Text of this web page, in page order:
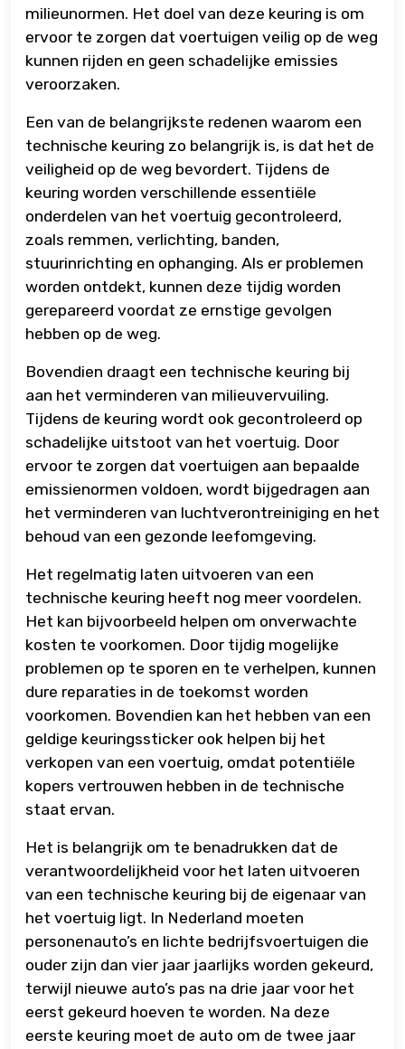
milieunormen. Het doel van deze keuring is om
ervoor te zorgen dat voertuigen veilig op de weg
kunnen rijden en geen schadelijke emissies
veroorzaken.
Een van de belangrijkste redenen waarom een
technische keuring zo belangrijk is, is dat het de
veiligheid op de weg bevordert. Tijdens de
keuring worden verschillende essentiële
onderdelen van het voertuig gecontroleerd,
zoals remmen, verlichting, banden,
stuurinrichting en ophanging. Als er problemen
worden ontdekt, kunnen deze tijdig worden
gerepareerd voordat ze ernstige gevolgen
hebben op de weg.
Bovendien draagt een technische keuring bij
aan het verminderen van milieuvervuiling.
Tijdens de keuring wordt ook gecontroleerd op
schadelijke uitstoot van het voertuig. Door
ervoor te zorgen dat voertuigen aan bepaalde
emissienormen voldoen, wordt bijgedragen aan
het verminderen van luchtverontreiniging en het
behoud van een gezonde leefomgeving.
Het regelmatig laten uitvoeren van een
technische keuring heeft nog meer voordelen.
Het kan bijvoorbeeld helpen om onverwachte
kosten te voorkomen. Door tijdig mogelijke
problemen op te sporen en te verhelpen, kunnen
dure reparaties in de toekomst worden
voorkomen. Bovendien kan het hebben van een
geldige keuringssticker ook helpen bij het
verkopen van een voertuig, omdat potentiële
kopers vertrouwen hebben in de technische
staat ervan.
Het is belangrijk om te benadrukken dat de
verantwoordelijkheid voor het laten uitvoeren
van een technische keuring bij de eigenaar van
het voertuig ligt. In Nederland moeten
personenauto’s en lichte bedrijfsvoertuigen die
ouder zijn dan vier jaar jaarlijks worden gekeurd,
terwijl nieuwe auto’s pas na drie jaar voor het
eerst gekeurd hoeven te worden. Na deze
eerste keuring moet de auto om de twee jaar